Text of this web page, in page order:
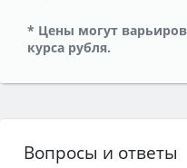
* Цены могут
курса рубля.
Вопросы и ответы